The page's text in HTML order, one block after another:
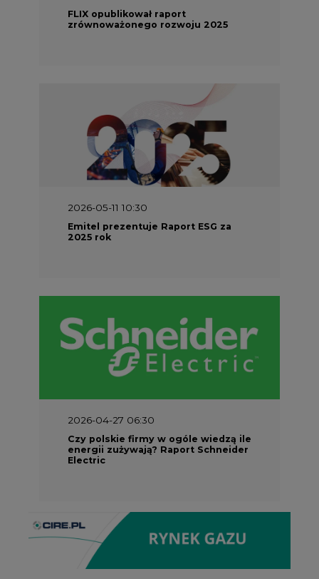
2026-05-11 10:30
Emitel prezentuje Raport ESG za
2025 rok
2026-04-27 06:30
Electric
Partner Serwisu